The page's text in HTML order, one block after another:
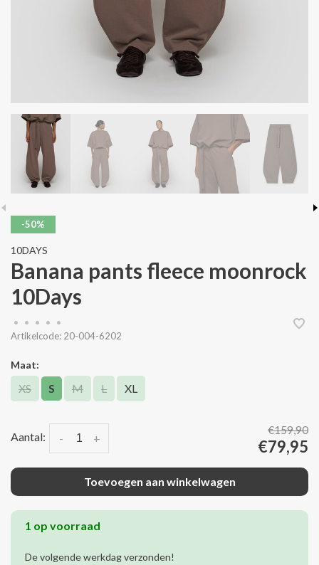
-50%
10DAYS
Banana pants fleece moonrock
10Days
• • • •
•
Artikelcode: 20-004-6202
Maat:
XS S M L XL
Aantal: +
-
€159,90
€79,95
Toevoegen aan winkelwagen
1 op voorraad
De volgende werkdag verzonden!